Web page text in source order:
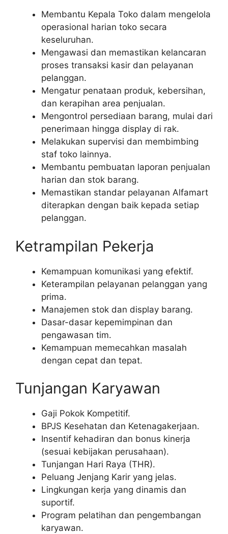
Membantu Kepala Toko dalam mengelola
operasional harian toko secara
keseluruhan.
Mengawasi dan memastikan kelancaran
proses transaksi kasir dan pelayanan
pelanggan.
Mengatur penataan produk, kebersihan,
dan kerapihan area penjualan.
Mengontrol persediaan barang, mulai dari
penerimaan hingga display di rak.
Melakukan supervisi dan membimbing
staf toko lainnya.
Membantu pembuatan laporan penjualan
harian dan stok barang.
Memastikan standar pelayanan Alfamart
diterapkan dengan baik kepada setiap
pelanggan.
Ketrampilan Pekerja
Kemampuan komunikasi yang efektif.
Keterampilan pelayanan pelanggan yang
prima.
Manajemen stok dan display barang.
Dasar-dasar kepemimpinan dan
pengawasan tim.
Kemampuan memecahkan masalah
dengan cepat dan tepat.
Tunjangan Karyawan
Gaji Pokok Kompetitif.
BPJS Kesehatan dan Ketenagakerjaan.
Insentif kehadiran dan bonus kinerja
(sesuai kebijakan perusahaan).
Tunjangan Hari Raya (THR).
Peluang Jenjang Karir yang jelas.
Lingkungan kerja yang dinamis dan
suportif.
Program pelatihan dan pengembangan
karyawan.